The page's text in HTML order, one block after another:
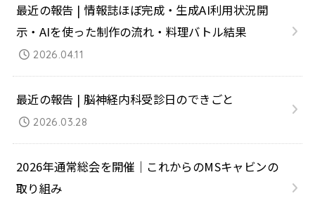
最近の報告 | 情報誌ほぼ完成・生成AI利用状況開
示・AIを使った制作の流れ・料理バトル結果
2026.04.11
最近の報告 | 脳神経内科受診日のできごと
2026.03.28
2026年通常総会を開催｜これからのMSキャビンの
取り組み